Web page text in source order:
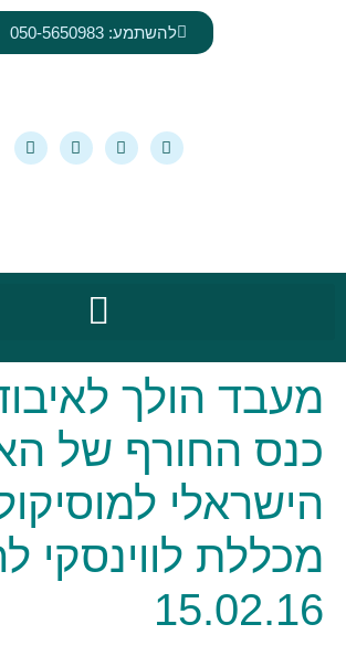
להשתמע: 050-5650983
מעבד הולך
כנס החורף של
הישראלי
מכללת לווינסקי
15.02.16